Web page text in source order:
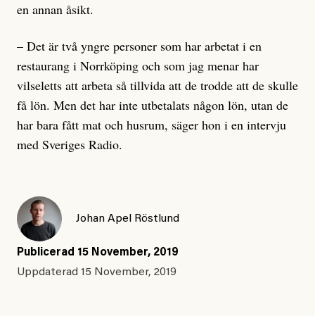
en annan åsikt.
– Det är två yngre personer som har arbetat i en
restaurang i Norrköping och som jag menar har
vilseletts att arbeta så tillvida att de trodde att de skulle
få lön. Men det har inte utbetalats någon lön, utan de
har bara fått mat och husrum, säger hon i en intervju
med Sveriges Radio.
Johan Apel Röstlund
Publicerad 15 November, 2019
Uppdaterad 15 November, 2019